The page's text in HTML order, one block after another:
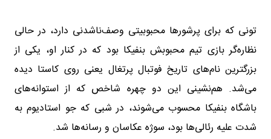
تونی که برای پرشورها محبوبیتی وصف‌ناشدنی دارد، در حالی
نظاره‌گر بازی تیم محبوبش بنفیکا بود که در کنار او، یکی از
بزرگترین نام‌های تاریخ فوتبال پرتغال یعنی روی کاستا دیده
می‌شد. هم‌نشینی این دو چهره شاخص که از استوانه‌های
باشگاه بنفیکا محسوب می‌شوند، در شبی که جو استادیوم به
شدت علیه رئالی‌ها بود، سوژه عکاسان و رسانه‌ها شد.